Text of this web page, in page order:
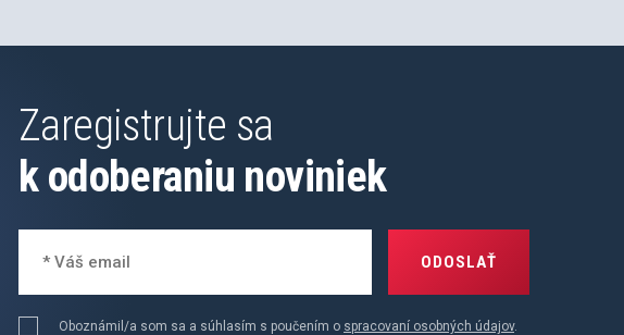
Zaregistrujte sa
k odoberaniu noviniek
ODOSLAŤ
Oboznámil/a som sa a súhlasím s poučením o spracovaní osobných údajov.